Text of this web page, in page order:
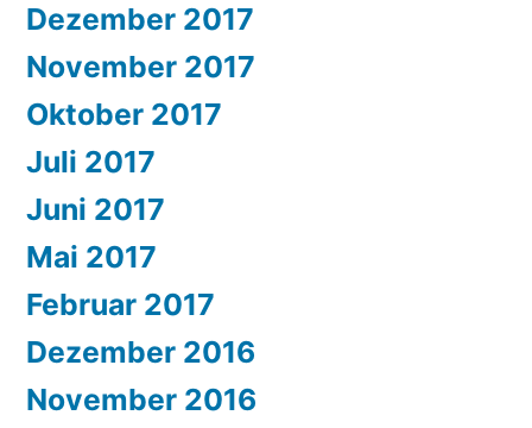
Dezember 2017
November 2017
Oktober 2017
Juli 2017
Juni 2017
Mai 2017
Februar 2017
Dezember 2016
November 2016